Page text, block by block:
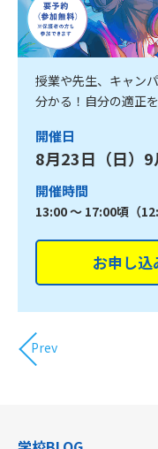
授業や先生、キャン
分かる！自分の適正
開催日
8月23日（日）9
開催時間
13:00 ～ 17:00頃（
お申し込
Prev